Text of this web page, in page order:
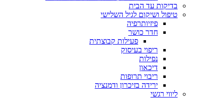
בדיקות עד הבית
טיפול ושיקום לגיל השלישי
פיזיותרפיה
חדר כושר
פעילות קבוצתית
ריפוי בעיסוק
ריבוי תרופות
ירידה בזיכרון ודמנציה